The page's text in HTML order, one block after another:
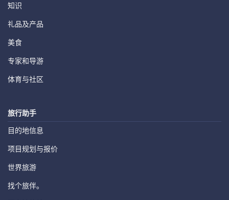
知识
礼品及产品
美食
专家和导游
体育与社区
旅行助手
目的地信息
项目规划与报价
世界旅游
找个旅伴。